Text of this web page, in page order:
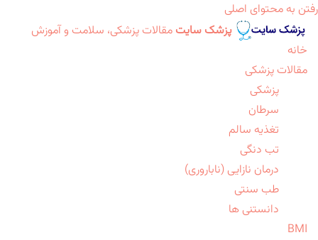
رفتن به محتوای اصلی
پزشک سایت مقالات پزشکی، سلامت و آموزش
خانه
مقالات پزشکی
پزشکی
سرطان
تغذیه سالم
تب دنگی
درمان نازایی (ناباروری)
طب سنتی
دانستنی ها
BMI